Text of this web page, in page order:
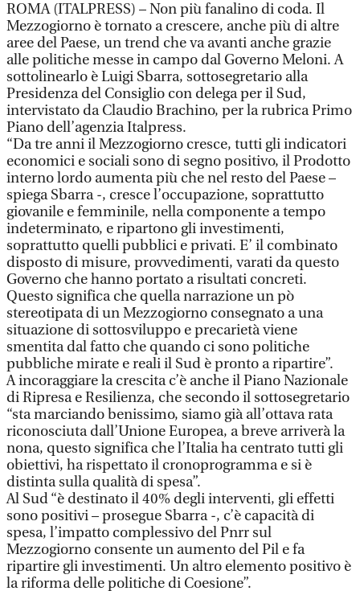
ROMA (ITALPRESS) – Non più fanalino di coda. Il
Mezzogiorno è tornato a crescere, anche più di altre
aree del Paese, un trend che va avanti anche grazie
alle politiche messe in campo dal Governo Meloni. A
sottolinearlo è Luigi Sbarra, sottosegretario alla
Presidenza del Consiglio con delega per il Sud,
intervistato da Claudio Brachino, per la rubrica Primo
Piano dell’agenzia Italpress.
“Da tre anni il Mezzogiorno cresce, tutti gli indicatori
economici e sociali sono di segno positivo, il Prodotto
interno lordo aumenta più che nel resto del Paese –
spiega Sbarra -, cresce l’occupazione, soprattutto
giovanile e femminile, nella componente a tempo
indeterminato, e ripartono gli investimenti,
soprattutto quelli pubblici e privati. E’ il combinato
disposto di misure, provvedimenti, varati da questo
Governo che hanno portato a risultati concreti.
Questo significa che quella narrazione un pò
stereotipata di un Mezzogiorno consegnato a una
situazione di sottosviluppo e precarietà viene
smentita dal fatto che quando ci sono politiche
pubbliche mirate e reali il Sud è pronto a ripartire”.
A incoraggiare la crescita c’è anche il Piano Nazionale
di Ripresa e Resilienza, che secondo il sottosegretario
“sta marciando benissimo, siamo già all’ottava rata
riconosciuta dall’Unione Europea, a breve arriverà la
nona, questo significa che l’Italia ha centrato tutti gli
obiettivi, ha rispettato il cronoprogramma e si è
distinta sulla qualità di spesa”.
Al Sud “è destinato il 40% degli interventi, gli effetti
sono positivi – prosegue Sbarra -, c’è capacità di
spesa, l’impatto complessivo del Pnrr sul
Mezzogiorno consente un aumento del Pil e fa
ripartire gli investimenti. Un altro elemento positivo è
la riforma delle politiche di Coesione”.